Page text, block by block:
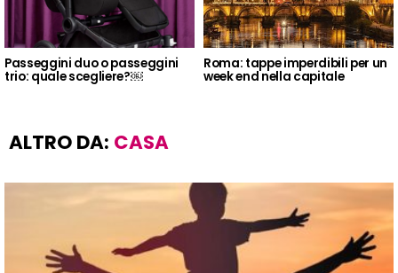
Passeggini duo o passeggini
trio: quale scegliere?￼
Roma: tappe imperdibili per un
week end nella capitale
ALTRO DA: CASA